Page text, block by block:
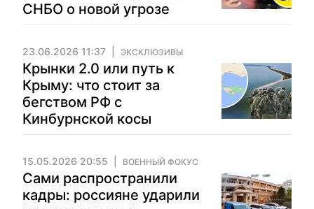
СНБО о новой угрозе
23.06.2026 11:37 ЭКСКЛЮЗИВЫ
Крынки 2.0 или путь к
Крыму: что стоит за
бегством РФ с
Кинбурнской косы
15.05.2026 20:55 ВОЕННЫЙ ФОКУС
Сами распространили
кадры: россияне ударили